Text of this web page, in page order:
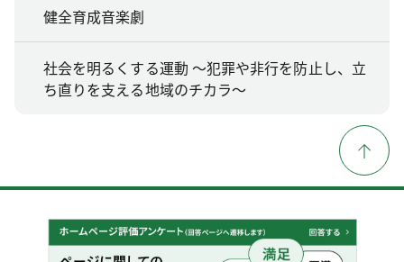
健全育成音楽劇
社会を明るくする運動 ～犯罪や非行を防止し、立
ち直りを支える地域のチカラ～